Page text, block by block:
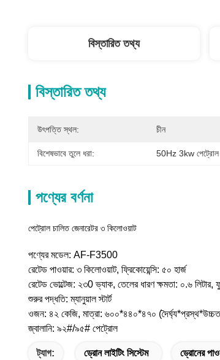
বিস্তারিত তথ্য
বিস্তারিত তথ্য
উৎপত্তি স্থল: চীন
বিশেষভাবে তুলে ধরা: 50Hz 3kw পেট্রোল
পণ্যের বর্ণনা
পেট্রোল চালিত জেনারেটর ৩ কিলোওয়াট
পণ্যের মডেল: AF-F3500
রেটেড পাওয়ার: ৩ কিলোওয়াট, ফ্রিকোয়েন্সি: ৫০ হার্জ
রেটেড ভোল্টেজ: ২৩0 ভ্যাক, তেলের ধারণ ক্ষমতা: ০.৬ লিটার,
শুরুর পদ্ধতি: ম্যানুয়াল স্টার্ট
ওজন: ৪২ কেজি, মাত্রা: ৬০০*৪৪০*৪৭০
জ্বালানি: ৯২#/৯৫# পেট্রোল
ট্যাগ: ড্রোন লাইটিং সিস্টেম ড্রোনের